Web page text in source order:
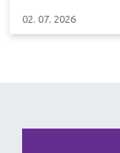
02. 07. 2026